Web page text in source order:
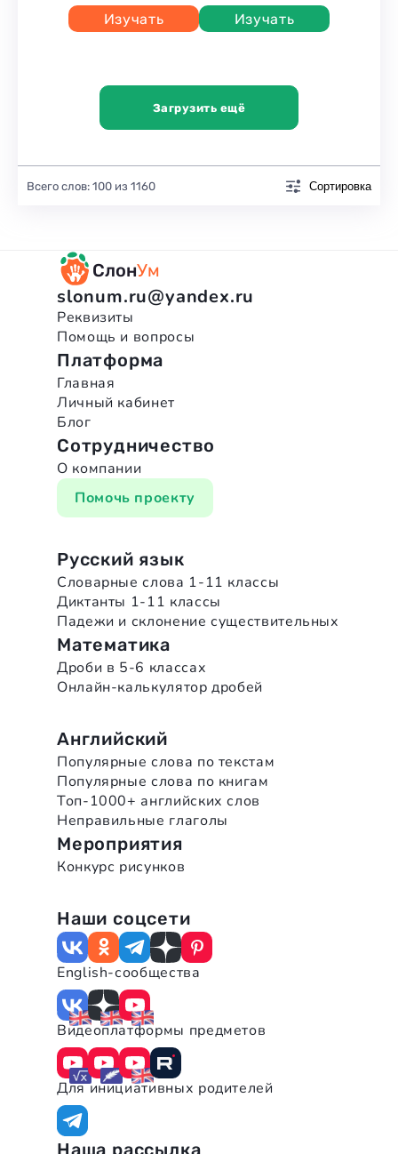
Изучать Изучать
Загрузить ещё
Всего слов: 100 из 1160 Сортировка
СлонУм
slonum.ru@yandex.ru
Реквизиты
Помощь и вопросы
Платформа
Главная
Личный кабинет
Блог
Сотрудничество
О компании
Помочь проекту
Русский язык
Словарные слова 1-11 классы
Диктанты 1-11 классы
Падежи и склонение существительных
Математика
Дроби в 5-6 классах
Онлайн-калькулятор дробей
Английский
Популярные слова по текстам
Популярные слова по книгам
Топ-1000+ английских слов
Неправильные глаголы
Мероприятия
Конкурс рисунков
Наши соцсети
English-сообщества
Видеоплатформы предметов
Для инициативных родителей
Наша рассылка